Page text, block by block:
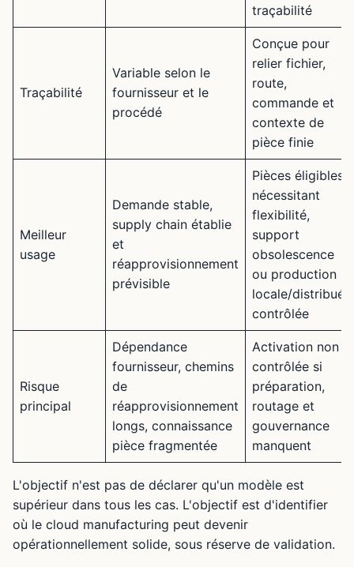
traçabilité
Traçabilité
Variable selon le
fournisseur et le
procédé
Conçue pour
relier fichier,
route,
commande et
contexte de
pièce finie
Meilleur
usage
Demande stable,
supply chain établie
et
réapprovisionnement
prévisible
Pièces éligibles
nécessitant
flexibilité,
support
obsolescence
ou production
locale/distribuée
contrôlée
Risque
principal
Dépendance
fournisseur, chemins
de
réapprovisionnement
longs, connaissance
pièce fragmentée
Activation non
contrôlée si
préparation,
routage et
gouvernance
manquent
L'objectif n'est pas de déclarer qu'un modèle est
supérieur dans tous les cas. L'objectif est d'identifier
où le cloud manufacturing peut devenir
opérationnellement solide, sous réserve de validation.